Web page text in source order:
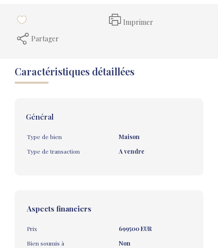
Imprimer
Partager
Caractéristiques détaillées
Général
Type de bien
Maison
Type de transaction
A vendre
Aspects financiers
Prix
699500 EUR
Bien soumis à
Non